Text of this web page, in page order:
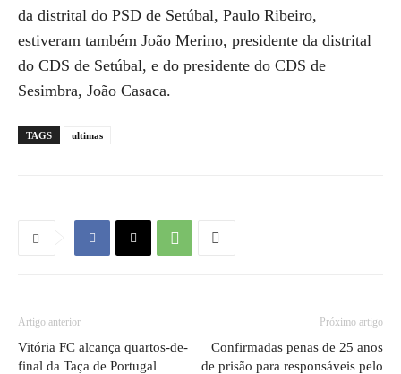
da distrital do PSD de Setúbal, Paulo Ribeiro,
estiveram também João Merino, presidente da distrital
do CDS de Setúbal, e do presidente do CDS de
Sesimbra, João Casaca.
TAGS ultimas
Artigo anterior
Vitória FC alcança quartos-de-
final da Taça de Portugal
Próximo artigo
Confirmadas penas de 25 anos
de prisão para responsáveis pelo